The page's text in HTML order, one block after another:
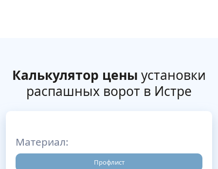
Калькулятор цены установки
распашных ворот в Истре
Материал:
Профлист